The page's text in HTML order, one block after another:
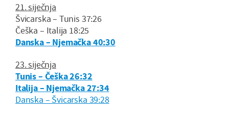
21. siječnja
Švicarska – Tunis 37:26
Češka – Italija 18:25
Danska – Njemačka 40:30
23. siječnja
Tunis – Češka 26:32
Italija – Njemačka 27:34
Danska – Švicarska 39:28